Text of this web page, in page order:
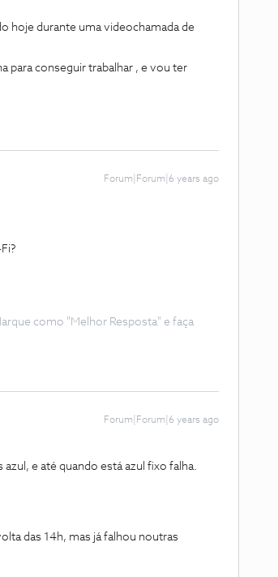
hoje durante uma videochamada de
para conseguir trabalhar , e vou ter
Forum|Forum|6 years ago
como "Melhor Resposta" e faça
Forum|Forum|6 years ago
e até quando está azul fixo falha.
das 14h, mas já falhou noutras